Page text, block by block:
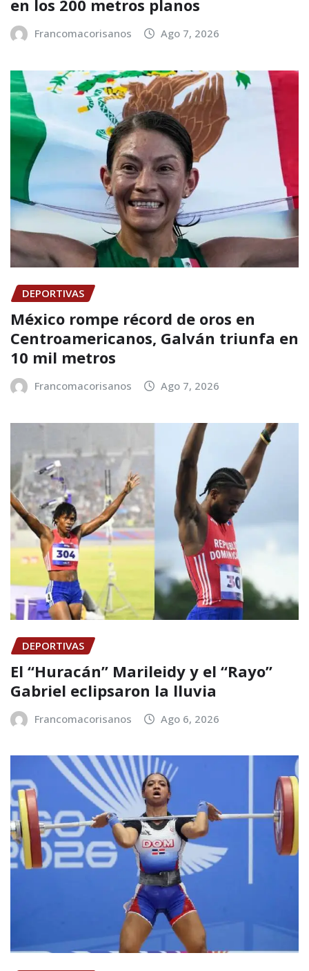
en los 200 metros planos
Francomacorisanos Ago 7, 2026
DEPORTIVAS
México rompe récord de oros en
Centroamericanos, Galván triunfa en
10 mil metros
Francomacorisanos Ago 7, 2026
DEPORTIVAS
El “Huracán” Marileidy y el “Rayo”
Gabriel eclipsaron la lluvia
Francomacorisanos Ago 6, 2026